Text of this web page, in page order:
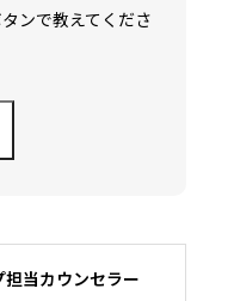
ンで教えてくださ
当カウンセラー